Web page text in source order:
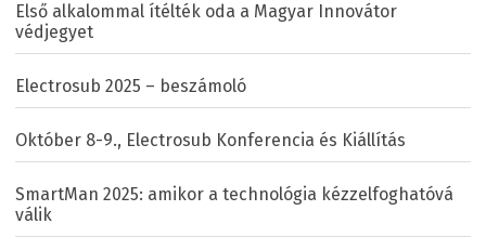
Első alkalommal ítélték oda a Magyar Innovátor
védjegyet
Electrosub 2025 – beszámoló
Október 8-9., Electrosub Konferencia és Kiállítás
SmartMan 2025: amikor a technológia kézzelfoghatóvá
válik